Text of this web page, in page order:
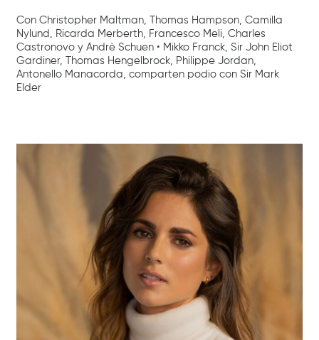
Con Christopher Maltman, Thomas Hampson, Camilla
Nylund, Ricarda Merberth, Francesco Meli, Charles
Castronovo y Andrè Schuen • Mikko Franck, Sir John Eliot
Gardiner, Thomas Hengelbrock, Philippe Jordan,
Antonello Manacorda, comparten podio con Sir Mark
Elder